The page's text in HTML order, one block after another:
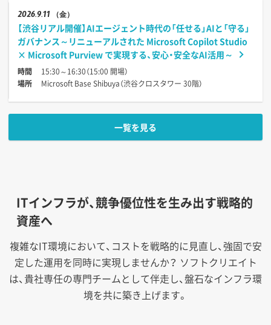
20269.11 （金）
【渋谷リアル開催】AIエージェント時代の「任せる」AIと「守る」
ガバナンス～リニューアルされた Microsoft Copilot Studio
× Microsoft Purview で実現する、安心・安全なAI活用～
時間
15:30～16:30（15:00 開場）
場所
Microsoft Base Shibuya（渋谷クロスタワー 30階）
一覧を見る
ITインフラが、競争優位性を生み出す戦略的
資産へ
複雑なIT環境において、コストを戦略的に見直し、強固で安
定した運用を同時に実現しませんか？ ソフトクリエイト
は、貴社専任の専門チームとして伴走し、盤石なインフラ環
境を共に築き上げます。